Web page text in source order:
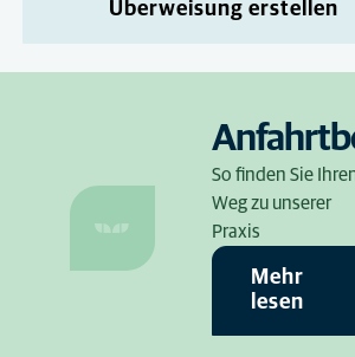
Überweisung erstellen
So finden Sie
Weg zu unserer
Praxis
Mehr
lesen